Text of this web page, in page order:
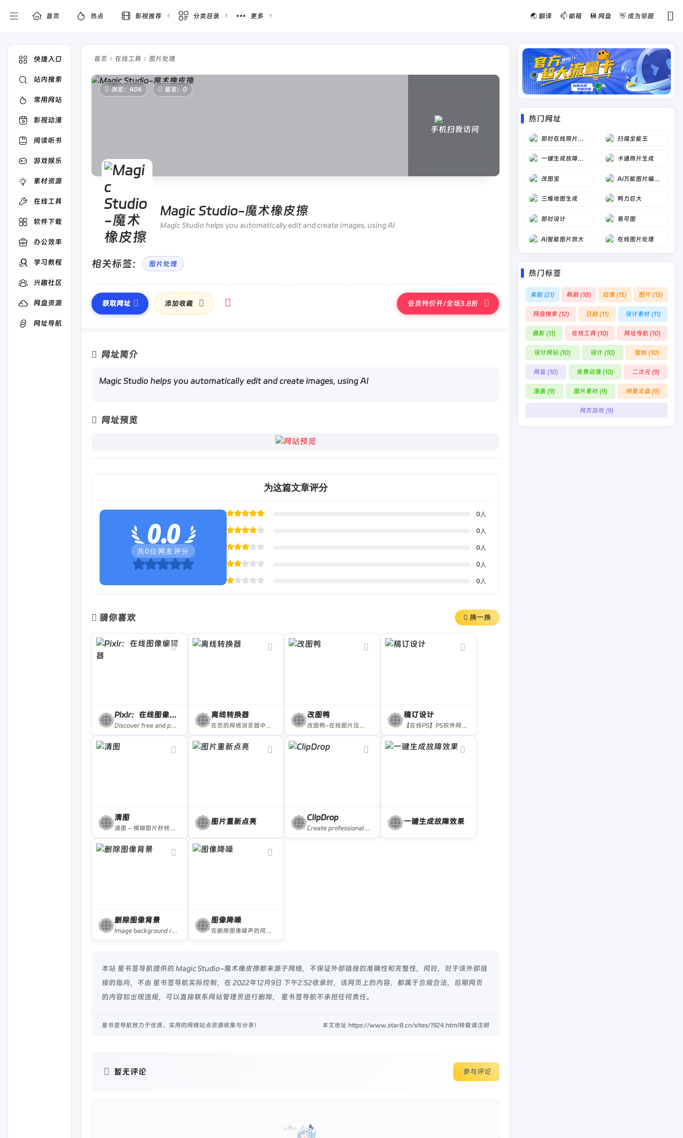
首页 热点 影视推荐 分类目录 更多 🌏 翻译 📫 邮箱 💾 网盘 👋 成为邻居
快捷入口
站内搜索
常用网站
影视动漫
阅读听书
游戏娱乐
素材资源
在线工具
软件下载
办公效率
学习教程
兴趣社区
网盘资源
网址导航
首页 在线工具 图片处理
手机扫我访问
浏览：404 留言：0
Magic Studio-魔术橡皮擦
Magic Studio helps you automatically edit and create images, using AI
相关标签： 图片处理
获取网址 添加收藏 会员特价开/全场3.8折
网址简介
Magic Studio helps you automatically edit and create images, using AI
网址预览
为这篇文章评分
0.0
共0位网友评分
0 人
0 人
0 人
0 人
0 人
猜你喜欢 换一换
Pixlr：在线图像编辑器
Discover free and premium online photo editor and animation design tools! Effects, filters, overlays, simple to expert tools.Open almost any image format like PSD (Photoshop), PXD, Jpeg, PNG (Transparent), webP, SVG and many more. You&#039;ll find a Pixlr image editor just for you!
离线转换器
在您的网络浏览器中直接使用JavaScript离线转换图片、视频、音频和文档文件，无需下载软件和上传文件!
改图鸭
改图鸭-在线图片压缩、图片编辑、图片格式转换工具
稿订设计
【在线PS】PS软件网页版，ps在线图片处理工具photopea-稿定设计PS
清图
清图 - 模糊图片秒转高清图
图片重新点亮 ClipDrop
Create professional visuals without a photo studio
一键生成故障效果
删除图像背景
Image background removal without annoying subscriptions. Great quality at a fraction of the price. And fully free while in beta.
图像降噪
在删除图像噪声的同时保留细节
本站 星书签导航提供的 Magic Studio-魔术橡皮擦都来源于网络，不保证外部链接的准确性和完整性，同时，对于该外部链
接的指向，不由 星书签导航实际控制，在 2022年12月9日 下午2:52收录时，该网页上的内容，都属于合规合法，后期网页
的内容如出现违规，可以直接联系网站管理员进行删除， 星书签导航不承担任何责任。
星书签导航致力于优质、实用的网络站点资源收集与分享！ 本文地址 https://www.star8.cn/sites/1924.html转载请注明
暂无评论 参与评论
热门网址
即时在线照片编辑 扫描全能王
一键生成故障效果 卡通照片生成
改图宝 AI万能图片编辑器
三维地图生成 鸭力巨大
即时设计 易可图
AI智能图片放大 在线图片处理
热门标签
美剧 (21) 韩剧 (18) 动漫 (15) 图片 (13)
网盘搜索 (12) 日剧 (11) 设计素材 (11)
摄影 (11) 在线工具 (10) 网址导航 (10)
设计网站 (10) 设计 (10) 壁纸 (10)
网盘 (10) 免费动漫 (10) 二次元 (9)
漫画 (9) 图片素材 (9) 阿里云盘 (9)
网页游戏 (9)